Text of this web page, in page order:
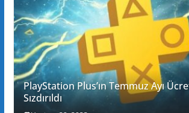
PlayStation Plus’ın Temmuz Ayı
Sızdırıldı